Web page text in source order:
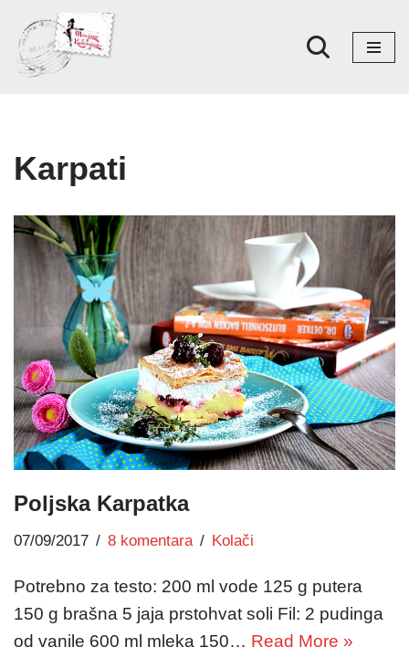
Skoči
na
Karpati
Poljska Karpatka
07/09/2017 8 komentara Kolači
Potrebno za testo: 200 ml vode 125 g putera
150 g brašna 5 jaja prstohvat soli Fil: 2 pudinga
od vanile 600 ml mleka 150… Read More »